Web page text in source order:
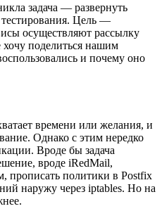
задача — развернуть
тестирования. Цель —
осуществляют рассылку
хочу поделиться нашим
и почему оно
времени или желания, и
Однако с этим нередко
Вроде бы задача
вроде iRedMail,
прописать политики в Postfix
наружу через iptables. Но на